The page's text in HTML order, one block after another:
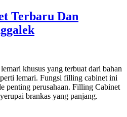
Terbaru Dan
khusus yang terbuat dari bahan
lemari. Fungsi filling cabinet ini
penting perusahaan. Filling Cabinet
brankas yang panjang.